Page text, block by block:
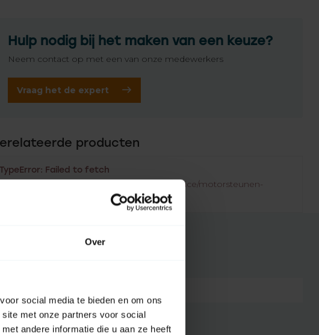
Over
social media te bieden en om ons
met onze partners voor social
andere informatie die u aan ze heeft
Hulp nodig bij het maken van een keuze?
Neem contact op met een van onze medewerkers
Vraag het de expert
producten
TypeError: Failed to fetch
https://www.rolluikonderdelen.nl/nl/merken/nice/motorsteunen-